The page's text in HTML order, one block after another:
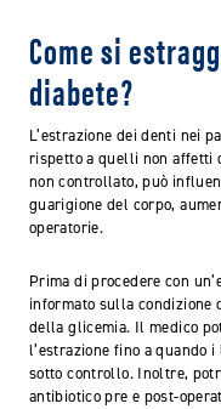
Come si
diabete?
L’estrazione dei denti nei
rispetto a quelli non affetti
non controllato, può
guarigione del corpo,
operatorie.
Prima di procedere con
informato sulla condizione
della glicemia. Il medico
l’estrazione fino a quando
sotto controllo. Inoltre,
antibiotico pre e post-